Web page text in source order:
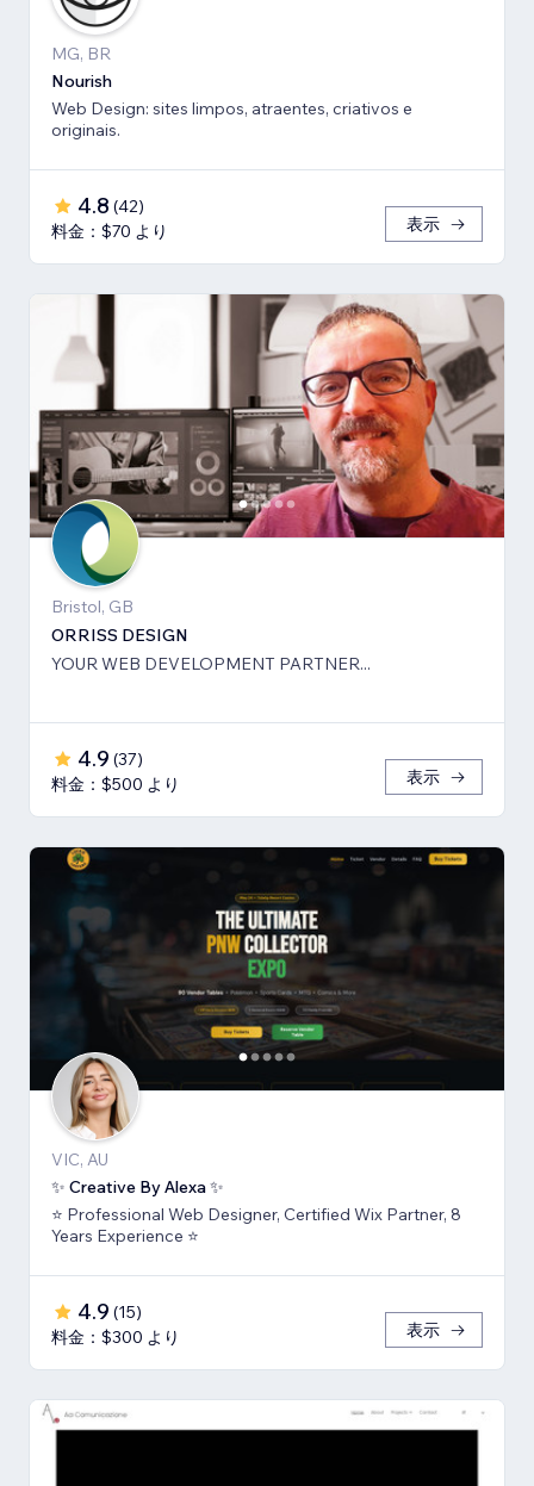
MG, BR
Nourish
Web Design: sites limpos, atraentes, criativos e
originais.
4.8 (42)
料金：$70 より
表示
Bristol, GB
ORRISS DESIGN
YOUR WEB DEVELOPMENT PARTNER...
4.9 (37)
料金：$500 より
表示
VIC, AU
✨ Creative By Alexa ✨
⭐ Professional Web Designer, Certified Wix Partner, 8
Years Experience ⭐
4.9 (15)
料金：$300 より
表示